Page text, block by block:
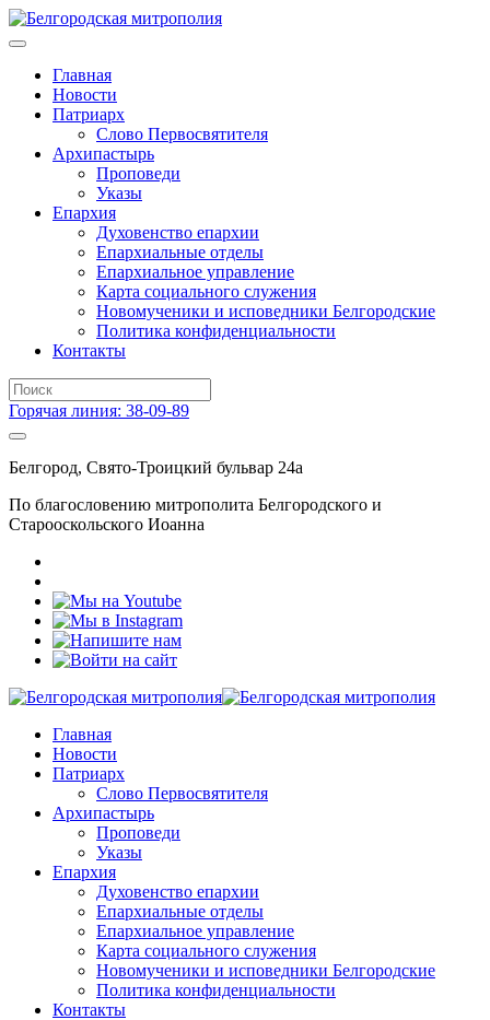
Главная
Новости
Патриарх
Слово Первосвятителя
Архипастырь
Проповеди
Указы
Епархия
Духовенство епархии
Епархиальные отделы
Епархиальное управление
Карта социального служения
Новомученики и исповедники Белгородские
Политика конфиденциальности
Контакты
Горячая линия: 38-09-89
Белгород, Свято-Троицкий бульвар 24а
По благословению митрополита Белгородского и
Старооскольского Иоанна
Главная
Новости
Патриарх
Слово Первосвятителя
Архипастырь
Проповеди
Указы
Епархия
Духовенство епархии
Епархиальные отделы
Епархиальное управление
Карта социального служения
Новомученики и исповедники Белгородские
Политика конфиденциальности
Контакты